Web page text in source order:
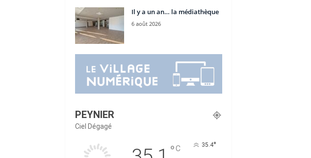
Il y a un an… la médiathèque
6 août 2026
PEYNIER
Ciel Dégagé
°C 35.4°